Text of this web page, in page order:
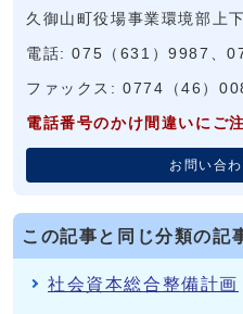
久御山町役場事業環境部上
電話: 075（631）9987、
ファックス: 0774（46）
電話番号のかけ間違いにご
お問い合
この記事と同じ分類の記
社会資本総合整備計画